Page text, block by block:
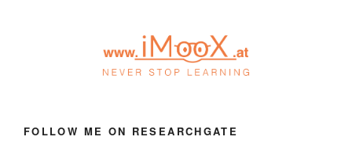
FOLLOW ME ON RESEARCHGATE